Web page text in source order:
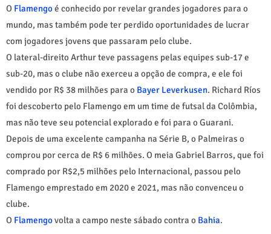
O Flamengoé conhecido por revelar grandes jogadores para o
mundo, mas também pode ter perdido oportunidades de lucrar
com jogadores jovens que passaram pelo clube.
O lateral-direito Arthur teve passagens pelas equipes sub-17 e
sub-20, mas o clube não exerceu a opção de compra, e ele foi
vendido por R$ 38 milhões para o Bayer Leverkusen. Richard Ríos
foi descoberto pelo Flamengo em um time de futsal da Colômbia,
mas não teve seu potencial explorado e foi para o Guarani.
Depois de uma excelente campanha na Série B, o Palmeiras o
comprou por cerca de R$ 6 milhões. O meia Gabriel Barros, que foi
comprado por R$2,5 milhões pelo Internacional, passou pelo
Flamengo emprestado em 2020 e 2021, mas não convenceu o
clube.
O Flamengovolta a campo neste sábado contra o Bahia.